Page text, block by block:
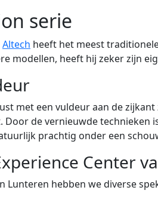
serie
Altech heeft het meest
modellen, heeft hij zeker zijn
met een vuldeur aan de
Door de vernieuwde
prachtig onder een
Center
Lunteren hebben we diverse